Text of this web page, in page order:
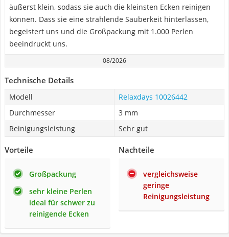
äußerst klein, sodass sie auch die kleinsten Ecken reinigen
können. Dass sie eine strahlende Sauberkeit hinterlassen,
begeistert uns und die Großpackung mit 1.000 Perlen
beeindruckt uns.
08/2026
Technische Details
Modell
Relaxdays 10026442
Durchmesser
3 mm
Reinigungsleistung
Sehr gut
Vorteile
Großpackung
sehr kleine Perlen
ideal für schwer zu
reinigende Ecken
Nachteile
vergleichsweise
geringe
Reinigungsleistung